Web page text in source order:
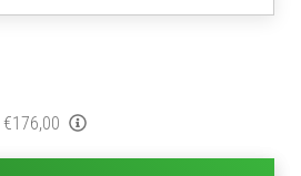
€176,00